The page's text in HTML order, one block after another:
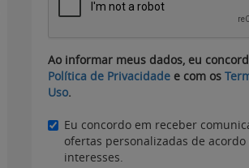
Ao informar meus dados, eu
Política de Privacidade e com os
Uso.
Eu concordo em receber
ofertas personalizadas de acordo
interesses.